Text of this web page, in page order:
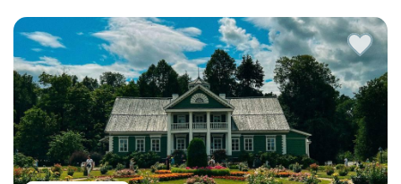
Автобусный тур в Пушкинские горы на 2 дня из
Санкт-Петербурга. Погружение в атмосферу
усадеб, парков и знаковых мест, связанных с
жизнью и творчеством Александра Сергееви...